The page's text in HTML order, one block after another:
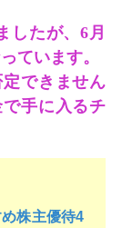
したが、6月
ています。
できません
手に入るチ
株主優待4